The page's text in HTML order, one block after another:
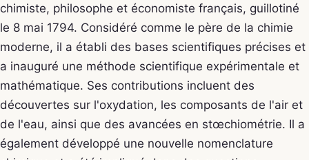
chimiste, philosophe et économiste français, guillotiné
le 8 mai 1794. Considéré comme le père de la chimie
moderne, il a établi des bases scientifiques précises et
a inauguré une méthode scientifique expérimentale et
mathématique. Ses contributions incluent des
découvertes sur l'oxydation, les composants de l'air et
de l'eau, ainsi que des avancées en stœchiométrie. Il a
également développé une nouvelle nomenclature